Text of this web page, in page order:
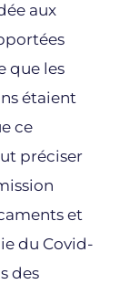
aux
que les
étaient
ce
préciser
et
du Covid-
des